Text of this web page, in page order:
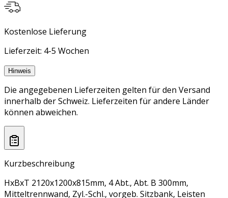
Kostenlose Lieferung
Lieferzeit: 4-5 Wochen
Hinweis
Die angegebenen Lieferzeiten gelten für den Versand
innerhalb der Schweiz. Lieferzeiten für andere Länder
können abweichen.
Kurzbeschreibung
HxBxT 2120x1200x815mm, 4 Abt., Abt. B 300mm,
Mitteltrennwand, Zyl.-Schl., vorgeb. Sitzbank, Leisten